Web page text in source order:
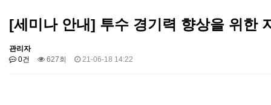
[세미나 안내] 투수 경기력 향상을 위한
관리자
0건
627회 21-06-18 14:22